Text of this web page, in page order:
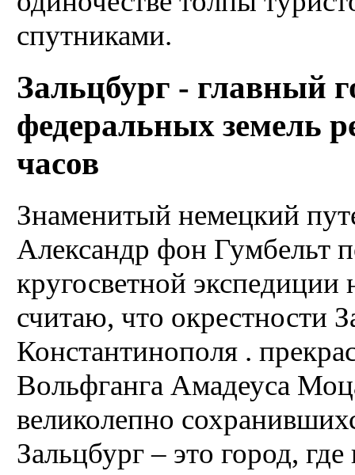
спутниками.
Зальцбург - главный
федеральных земель
часов
Знаменитый немецкий
Александр фон Гумбельт
кругосветной
считаю, что окрестности
Константинополя .
Вольфганга Амадеуса
великолепно
Зальцбург – это город, где